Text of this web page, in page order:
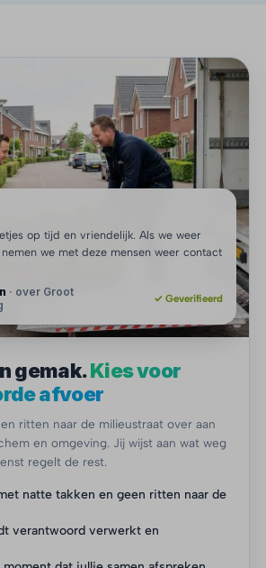
op tijd en vriendelijk. Als we weer
we met deze mensen weer contact
· over Groot
✓ Geverifieerd
gemak.Kies voor
afvoer
ritten naar de milieustraat over aan
en omgeving. Jij wijst aan wat weg
regelt de rest.
natte takken en geen ritten naar de
verantwoord verwerkt en